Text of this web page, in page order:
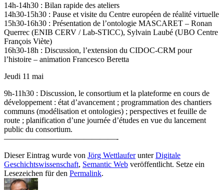
14h-14h30 : Bilan rapide des ateliers
14h30-15h30 : Pause et visite du Centre européen de réalité virtuelle
15h30-16h30 : Présentation de l’ontologie MASCARET – Ronan
Querrec (ENIB CERV / Lab-STICC), Sylvain Laubé (UBO Centre
François Viète)
16h30-18h : Discussion, l’extension du CIDOC-CRM pour
l’histoire – animation Francesco Beretta
Jeudi 11 mai
9h-11h30 : Discussion, le consortium et la plateforme en cours de
développement : état d’avancement ; programmation des chantiers
communs (modélisation et ontologies) ; perspectives et feuille de
route ; planification d’une journée d’études en vue du lancement
public du consortium.
——————————————-
Dieser Eintrag wurde von Jörg WettlauferunterDigitale
Geschichtswissenschaft, Semantic Web veröffentlicht. Setze ein
Lesezeichen für den Permalink.